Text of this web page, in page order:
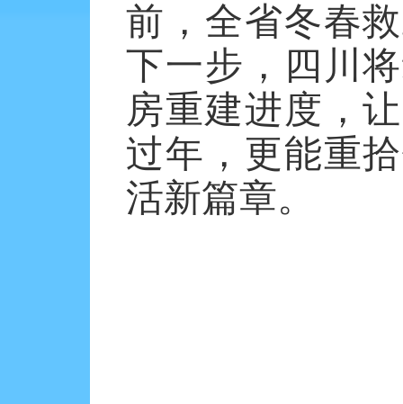
前，全省冬春
下一步，四川
房重建进度，
过年，更能重
活新篇章。